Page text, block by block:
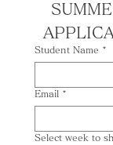
Student Name *
Email *
Select week to